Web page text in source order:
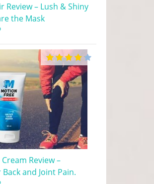
Review – Lush & Shiny
the Mask
Review –
Back and Joint Pain.